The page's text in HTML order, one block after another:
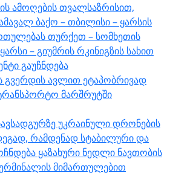
ამოღების თვალსაზრისით,
ბაქო – თბილისი – ყარსის
თურქეთ – სომხეთის
– გიუმრის რკინიგზის სახით
გაუჩნდება
გვერდის ავლით ეტაპობრივად
მარშრუტში
უკრაინული დრონების
რამდენად სტაბილური და
ყაზახური ნედლი ნავთობის
მიმართულებით